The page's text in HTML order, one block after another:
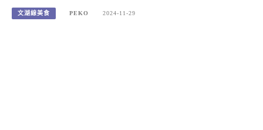
文湖線美食 PEKO 2024-11-29